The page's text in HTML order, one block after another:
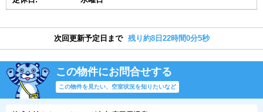
次回更新予定日まで 残り約8日22時間0分4秒
この物件にお問合せする
この物件を見たい、空室状況を知りたいなど